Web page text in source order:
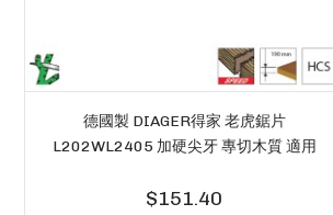
德國製 DIAGER得家 老虎鋸片
L202WL2405 加硬尖牙 專切木質 適用
$151.40